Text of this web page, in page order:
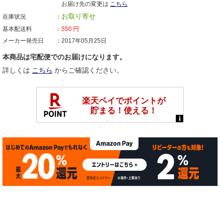
お届け先の変更は こちら
在庫状況
お取り寄せ
基本配送料 550 円
メーカー発売日
2017年05月25日
本商品は宅配便でのお届けになります。
詳しくは こちら からご確認ください。